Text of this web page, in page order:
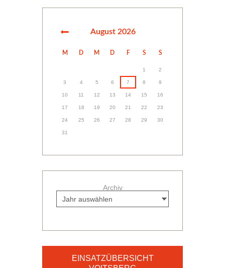
August 2026
M D M D F S S
1 2
3 4 5 6 7 8 9
10 11 12 13 14 15 16
17 18 19 20 21 22 23
24 25 26 27 28 29 30
31
Archiv
EINSATZÜBERSICHT